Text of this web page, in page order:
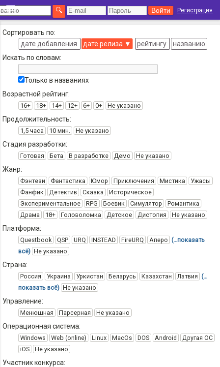
Регистрация
Сортировать по:
дате добавления
дате релиза ▼ рейтингу
названию
Искать по словам:
Только в названиях
Возрастной рейтинг:
16+ 18+ 14+ 12+ 6+ 0+ Не указано
Продолжительность:
1,5 часа 10 мин. Не указано
Стадия разработки:
Готовая Бета В разработке Демо Не указано
Жанр:
Фэнтези Фантастика Юмор Приключения Мистика
Ужасы
Фанфик
Детектив Сказка
Историческое
Экспериментальное
RPG Боевик Симулятор
Романтика
Драма
18+ Головоломка Детское Дистопия Не указано
Платформа:
Questbook QSP URQ INSTEAD FireURQ Аперо (…показать
всё) Не указано
Страна:
Россия Украина Уркистан Беларусь Казахстан Латвия (…
показать всё) Не указано
Управление:
Менюшная Парсерная Не указано
Операционная система:
Windows Web (online) Linux MacOs DOS Android
Другая ОС
iOS
Не указано
Участник конкурса: